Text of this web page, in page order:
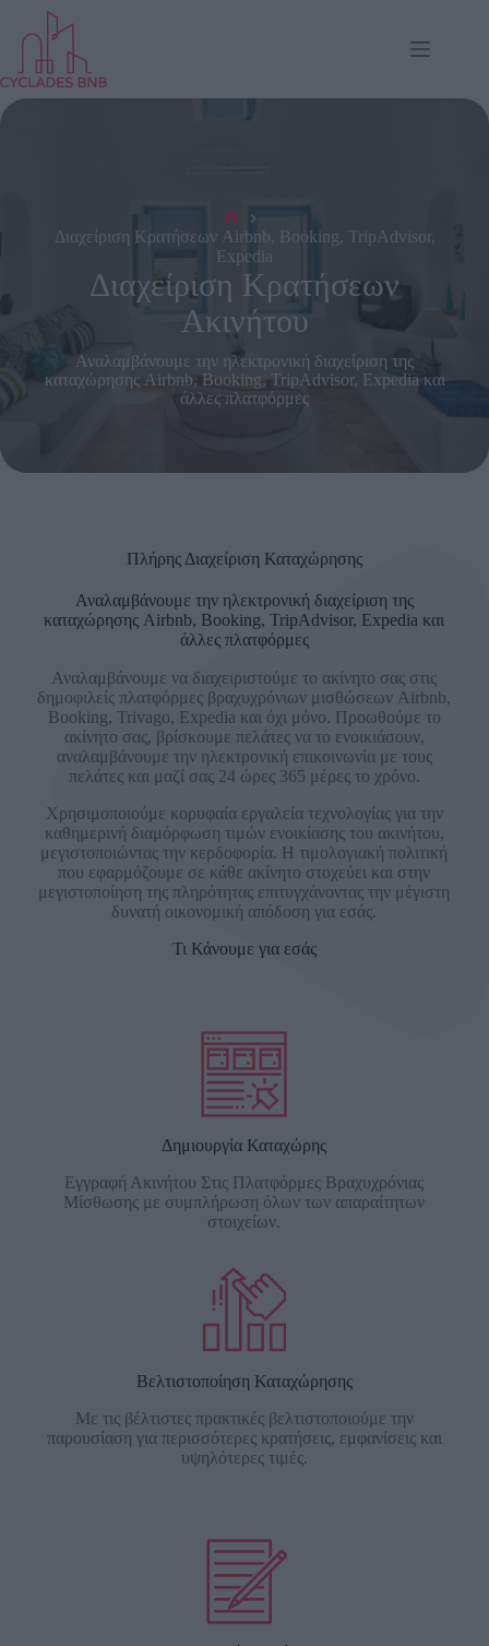
Μετάβαση
περιεχόμενο
Αρχή
Διαχείριση Κρατήσεων Airbnb, Booking, TripAdvisor,
Expedia
Διαχείριση Κρατήσεων
Ακινήτου
Αναλαμβάνουμε την ηλεκτρονική διαχείριση της
καταχώρησης Airbnb, Booking, TripAdvisor, Expedia και
άλλες πλατφόρμες
Πλήρης Διαχείριση Καταχώρησης
Αναλαμβάνουμε την ηλεκτρονική διαχείριση της
καταχώρησης Airbnb, Booking, TripAdvisor, Expedia και
άλλες πλατφόρμες
Αναλαμβάνουμε να διαχειριστούμε το ακίνητο σας στις
δημοφιλείς πλατφόρμες βραχυχρόνιων μισθώσεων Airbnb,
Booking, Trivago, Expedia και όχι μόνο. Προωθούμε το
ακίνητο σας, βρίσκουμε πελάτες να το ενοικιάσουν,
αναλαμβάνουμε την ηλεκτρονική επικοινωνία με τους
πελάτες και μαζί σας 24 ώρες 365 μέρες το χρόνο.
Χρησιμοποιούμε κορυφαία εργαλεία τεχνολογίας για την
καθημερινή διαμόρφωση τιμών ενοικίασης του ακινήτου,
μεγιστοποιώντας την κερδοφορία. Η τιμολογιακή πολιτική
που εφαρμόζουμε σε κάθε ακίνητο στοχεύει και στην
μεγιστοποίηση της πληρότητας επιτυγχάνοντας την μέγιστη
δυνατή οικονομική απόδοση για εσάς.
Τι Κάνουμε για εσάς
Δημιουργία Καταχώρης
Εγγραφή Ακινήτου Στις Πλατφόρμες Βραχυχρόνιας
Μίσθωσης με συμπλήρωση όλων των απαραίτητων
στοιχείων.
Βελτιστοποίηση Καταχώρησης
Με τις βέλτιστες πρακτικές βελτιστοποιούμε την
παρουσίαση για περισσότερες κρατήσεις, εμφανίσεις και
υψηλότερες τιμές.